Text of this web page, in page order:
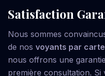
Satisfaction
Nous sommes
de nos voyants par
nous offrons une
première consultation.